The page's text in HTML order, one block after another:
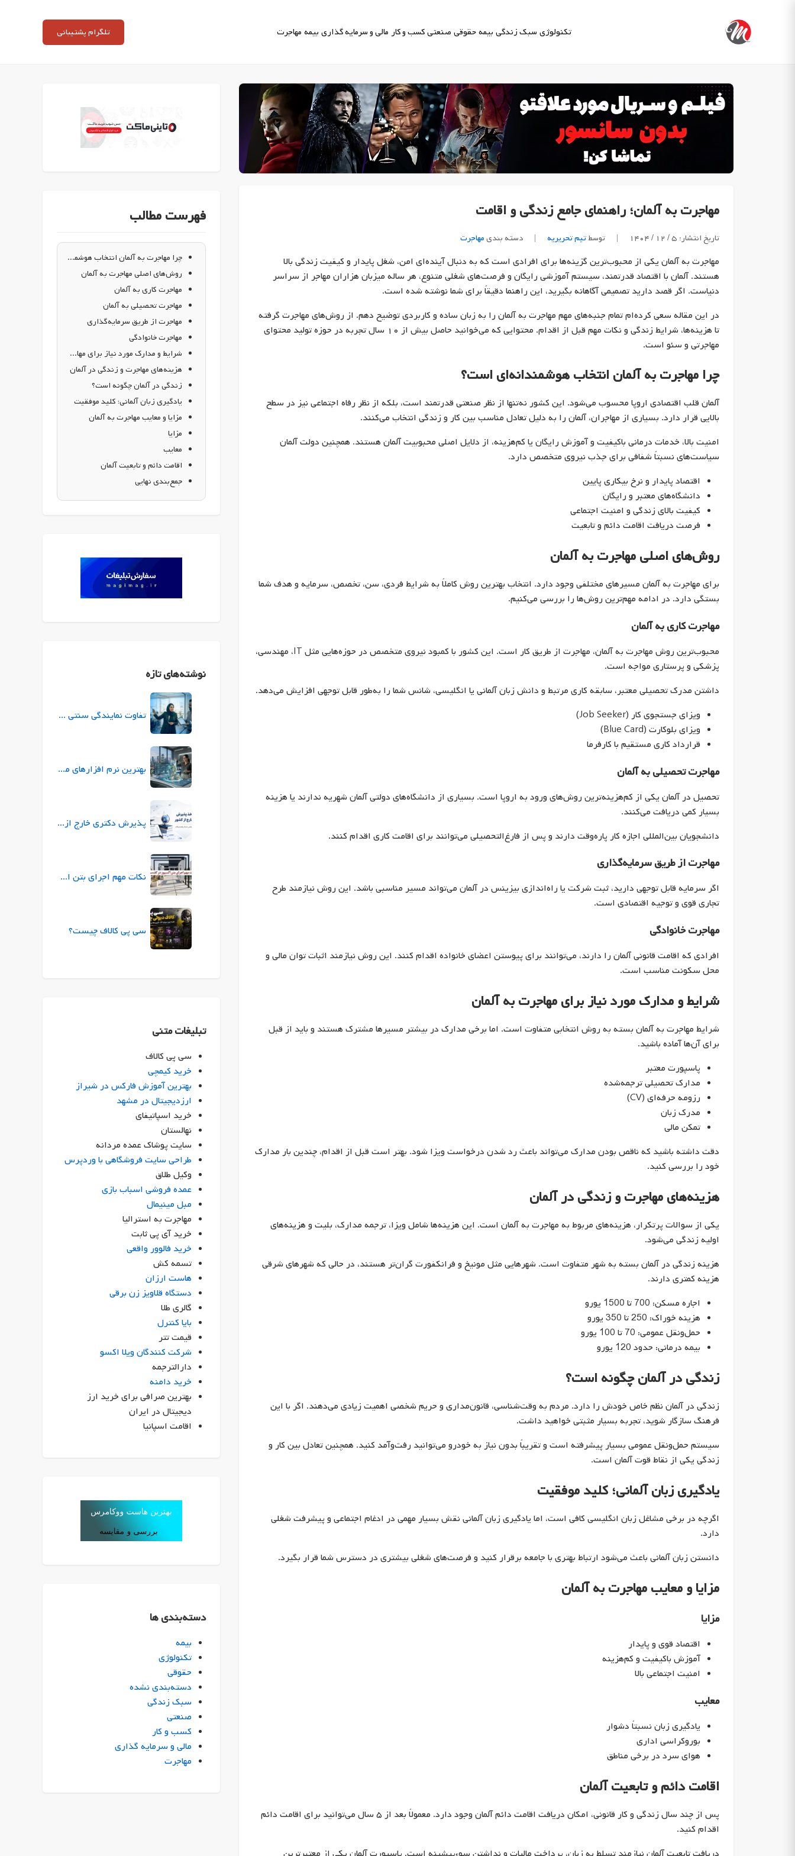
تکنولوژی سبک زندگی بیمهحقوقی صنعتیکسب و کار مالی و سرمایه گذاری بیمه مهاجرت تلگرام پشتیبانی
مهاجرت به آلمان؛ راهنمای جامع زندگی و اقامت
تاریخ انتشار: ۵ / ۱۲ / ۱۴۰۴ | توسطتیم تحریریه | دسته بندیمهاجرت
مهاجرت به آلمان یکی از محبوب‌ترین گزینه‌ها برای افرادی است که به دنبال آینده‌ای امن، شغل پایدار و کیفیت زندگی بالا
هستند. آلمان با اقتصاد قدرتمند، سیستم آموزشی رایگان و فرصت‌های شغلی متنوع، هر ساله میزبان هزاران مهاجر از سراسر
دنیاست. اگر قصد دارید تصمیمی آگاهانه بگیرید، این راهنما دقیقاً برای شما نوشته شده است.
در این مقاله سعی کرده‌ام تمام جنبه‌های مهم مهاجرت به آلمان را به زبان ساده و کاربردی توضیح دهم. از روش‌های مهاجرت گرفته
تا هزینه‌ها، شرایط زندگی و نکات مهم قبل از اقدام. محتوایی که می‌خوانید حاصل بیش از ۱۰ سال تجربه در حوزه تولید محتوای
مهاجرتی و سئو است.
چرا مهاجرت به آلمان انتخاب هوشمندانه‌ای است؟
آلمان قلب اقتصادی اروپا محسوب می‌شود. این کشور نه‌تنها از نظر صنعتی قدرتمند است، بلکه از نظر رفاه اجتماعی نیز در سطح
بالایی قرار دارد. بسیاری از مهاجران، آلمان را به دلیل تعادل مناسب بین کار و زندگی انتخاب می‌کنند.
امنیت بالا، خدمات درمانی باکیفیت و آموزش رایگان یا کم‌هزینه، از دلایل اصلی محبوبیت آلمان هستند. همچنین دولت آلمان
سیاست‌های نسبتاً شفافی برای جذب نیروی متخصص دارد.
اقتصاد پایدار و نرخ بیکاری پایین
دانشگاه‌های معتبر و رایگان
کیفیت بالای زندگی و امنیت اجتماعی
فرصت دریافت اقامت دائم و تابعیت
روش‌های اصلی مهاجرت به آلمان
برای مهاجرت به آلمان مسیرهای مختلفی وجود دارد. انتخاب بهترین روش کاملاً به شرایط فردی، سن، تخصص، سرمایه و هدف شما
بستگی دارد. در ادامه مهم‌ترین روش‌ها را بررسی می‌کنیم.
مهاجرت کاری به آلمان
محبوب‌ترین روش مهاجرت به آلمان، مهاجرت از طریق کار است. این کشور با کمبود نیروی متخصص در حوزه‌هایی مثل IT، مهندسی،
پزشکی و پرستاری مواجه است.
داشتن مدرک تحصیلی معتبر، سابقه کاری مرتبط و دانش زبان آلمانی یا انگلیسی، شانس شما را به‌طور قابل توجهی افزایش می‌دهد.
ویزای جستجوی کار (Job Seeker)
ویزای بلوکارت (Blue Card)
قرارداد کاری مستقیم با کارفرما
مهاجرت تحصیلی به آلمان
تحصیل در آلمان یکی از کم‌هزینه‌ترین روش‌های ورود به اروپا است. بسیاری از دانشگاه‌های دولتی آلمان شهریه ندارند یا هزینه
بسیار کمی دریافت می‌کنند.
دانشجویان بین‌المللی اجازه کار پاره‌وقت دارند و پس از فارغ‌التحصیلی می‌توانند برای اقامت کاری اقدام کنند.
مهاجرت از طریق سرمایه‌گذاری
اگر سرمایه قابل توجهی دارید، ثبت شرکت یا راه‌اندازی بیزینس در آلمان می‌تواند مسیر مناسبی باشد. این روش نیازمند طرح
تجاری قوی و توجیه اقتصادی است.
مهاجرت خانوادگی
افرادی که اقامت قانونی آلمان را دارند، می‌توانند برای پیوستن اعضای خانواده اقدام کنند. این روش نیازمند اثبات توان مالی و
محل سکونت مناسب است.
شرایط و مدارک مورد نیاز برای مهاجرت به آلمان
شرایط مهاجرت به آلمان بسته به روش انتخابی متفاوت است. اما برخی مدارک در بیشتر مسیرها مشترک هستند و باید از قبل
برای آن‌ها آماده باشید.
پاسپورت معتبر
مدارک تحصیلی ترجمه‌شده
رزومه حرفه‌ای (CV)
مدرک زبان
تمکن مالی
دقت داشته باشید که ناقص بودن مدارک می‌تواند باعث رد شدن درخواست ویزا شود. بهتر است قبل از اقدام، چندین بار مدارک
خود را بررسی کنید.
هزینه‌های مهاجرت و زندگی در آلمان
یکی از سوالات پرتکرار، هزینه‌های مربوط به مهاجرت به آلمان است. این هزینه‌ها شامل ویزا، ترجمه مدارک، بلیت و هزینه‌های
اولیه زندگی می‌شود.
هزینه زندگی در آلمان بسته به شهر متفاوت است. شهرهایی مثل مونیخ و فرانکفورت گران‌تر هستند، در حالی که شهرهای شرقی
هزینه کمتری دارند.
اجاره مسکن: 700 تا 1500 یورو
هزینه خوراک: 250 تا 350 یورو
حمل‌ونقل عمومی: 70 تا 100 یورو
بیمه درمانی: حدود 120 یورو
زندگی در آلمان چگونه است؟
زندگی در آلمان نظم خاص خودش را دارد. مردم به وقت‌شناسی، قانون‌مداری و حریم شخصی اهمیت زیادی می‌دهند. اگر با این
فرهنگ سازگار شوید، تجربه بسیار مثبتی خواهید داشت.
سیستم حمل‌ونقل عمومی بسیار پیشرفته است و تقریباً بدون نیاز به خودرو می‌توانید رفت‌وآمد کنید. همچنین تعادل بین کار و
زندگی یکی از نقاط قوت آلمان است.
یادگیری زبان آلمانی؛ کلید موفقیت
اگرچه در برخی مشاغل زبان انگلیسی کافی است، اما یادگیری زبان آلمانی نقش بسیار مهمی در ادغام اجتماعی و پیشرفت شغلی
دارد.
دانستن زبان آلمانی باعث می‌شود ارتباط بهتری با جامعه برقرار کنید و فرصت‌های شغلی بیشتری در دسترس شما قرار بگیرد.
مزایا و معایب مهاجرت به آلمان
مزایا
اقتصاد قوی و پایدار
آموزش باکیفیت و کم‌هزینه
امنیت اجتماعی بالا
معایب
یادگیری زبان نسبتاً دشوار
بوروکراسی اداری
هوای سرد در برخی مناطق
اقامت دائم و تابعیت آلمان
پس از چند سال زندگی و کار قانونی، امکان دریافت اقامت دائم آلمان وجود دارد. معمولاً بعد از ۵ سال می‌توانید برای اقامت دائم
اقدام کنید.
فهرست مطالب
چرا مهاجرت به آلمان انتخاب هوشمندانه‌ای است؟
روش‌های اصلی مهاجرت به آلمان
مهاجرت کاری به آلمان
مهاجرت تحصیلی به آلمان
مهاجرت از طریق سرمایه‌گذاری
مهاجرت خانوادگی
شرایط و مدارک مورد نیاز برای مهاجرت به آلمان
هزینه‌های مهاجرت و زندگی در آلمان
زندگی در آلمان چگونه است؟
یادگیری زبان آلمانی؛ کلید موفقیت
مزایا و معایب مهاجرت به آلمان
مزایا
معایب
اقامت دائم و تابعیت آلمان
جمع‌بندی نهایی
نوشته‌های تازه
تفاوت نمایندگی سنتی بیمه با نمایندگی ازکی (ازکی‌سلر) در چیست؟
بهترین نرم افزارهای معماری برای طراحی و ارائه پروژه
پذیرش دکتری خارج از کشور |راهنمای جامع شرایط، زبان، بورسیه
نکات مهم اجرای بتن اکسپوز در کف‌سازی
سی پی کالاف چیست؟
تبلیغات متنی
سی پی کالاف
خرید کیمچی
بهترین آموزش فارکس در شیراز
ارزدیجیتال در مشهد
خرید اسپاتیفای
نهالستان
سایت پوشاک عمده مردانه
طراحی سایت فروشگاهی با وردپرس
وکیل طلاق
عمده فروشی اسباب بازی
مبل مینیمال
مهاجرت به استرالیا
خرید آی پی ثابت
خرید فالوور واقعی
تسمه کش
هاست ارزان
دستگاه قلاویز زن برقی
گالری طلا
بایا کنترل
قیمت تتر
شرکت کنندگان ویلا اکسو
دارالترجمه
خرید دامنه
بهترین صرافی برای خرید ارز
دیجیتال در ایران
اقامت اسپانیا
دسته‌بندی ها
بیمه
تکنولوژی
حقوقی
دسته‌بندی نشده
سبک زندگی
صنعتی
کسب و کار
مالی و سرمایه گذاری
مهاجرت